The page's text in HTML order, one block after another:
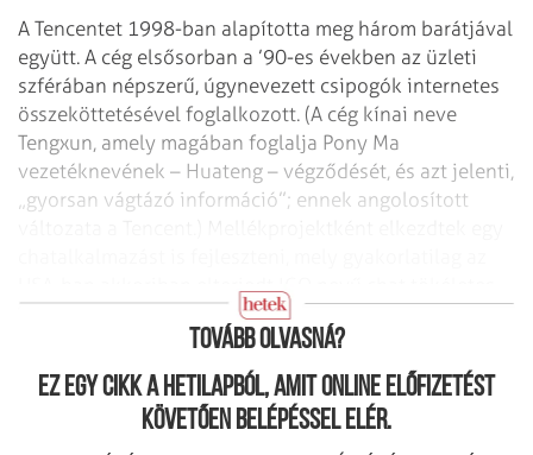
A Tencentet 1998-ban alapította meg három barátjával
együtt. A cég elsősorban a ’90-es években az üzleti
szférában népszerű, úgynevezett csipogók internetes
összeköttetésével foglalkozott. (A cég kínai neve
Tengxun, amely magában foglalja Pony Ma
vezetéknevének – Huateng – végződését, és azt jelenti,
„gyorsan vágtázó információ”; ennek angolosított
Tovább olvasná?
Ez egy cikk a hetilapból, amit online előfizetést
követően belépéssel elér.